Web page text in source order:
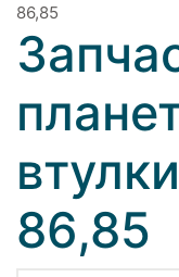
86,85
86,85